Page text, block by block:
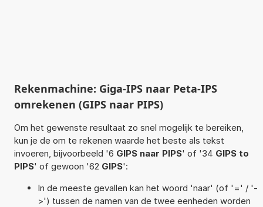
Rekenmachine: Giga-IPS naar Peta-IPS
omrekenen (GIPS naar PIPS)
Om het gewenste resultaat zo snel mogelijk te bereiken,
kun je de om te rekenen waarde het beste als tekst
invoeren, bijvoorbeeld '6 GIPS naar PIPS' of '34 GIPS to
PIPS' of gewoon '62 GIPS':
In de meeste gevallen kan het woord 'naar' (of '=' / '-
>') tussen de namen van de twee eenheden worden